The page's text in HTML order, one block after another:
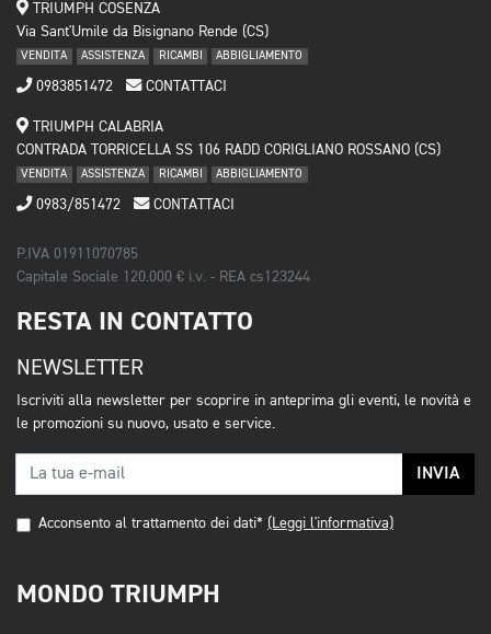
TRIUMPH COSENZA
Via Sant'Umile da Bisignano Rende (CS)
VENDITA ASSISTENZA RICAMBI ABBIGLIAMENTO
0983851472 CONTATTACI
TRIUMPH CALABRIA
CONTRADA TORRICELLA SS 106 RADD CORIGLIANO ROSSANO (CS)
VENDITA ASSISTENZA RICAMBI ABBIGLIAMENTO
0983/851472 CONTATTACI
P.IVA 01911070785
Capitale Sociale 120.000 € i.v. - REA cs123244
RESTA IN CONTATTO
NEWSLETTER
Iscriviti alla newsletter per scoprire in anteprima gli eventi, le novità e
le promozioni su nuovo, usato e service.
INVIA
Acconsento al trattamento dei dati* (Leggi l'informativa)
MONDO TRIUMPH